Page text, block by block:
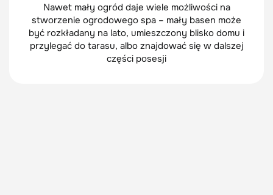
Nawet mały ogród daje wiele możliwości na
stworzenie ogrodowego spa – mały basen może
być rozkładany na lato, umieszczony blisko domu i
przylegać do tarasu, albo znajdować się w dalszej
części posesji